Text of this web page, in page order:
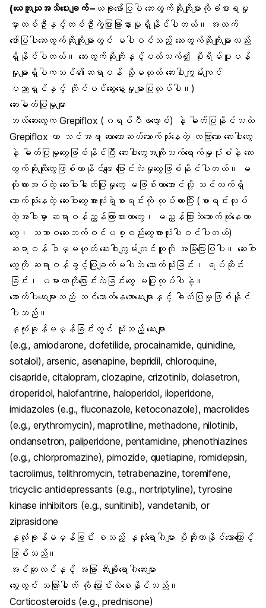
(ယေဘူယျအသိပေးချက် – ယခုဖော်ပြပါ ဘေးထွက်ဆိုးကျိုးများကိုခံစားရမှု
မှာတစ်ဦးနှင့်တစ်ဦးကွဲပြားခြားနားမှုရှိနိုင်ပါတယ်။ အထက်
ဖော်ပြပါဘေးထွက်ဆိုးကျိုးများတွင် မပါဝင်သည့် ဘေးထွက်ဆိုးကျိုးများလည်း
ရှိနိုင်ပါတယ်။ ဘေးထွက်ဆိုးကျိုးနှင့်ပတ်သက်၍ စိုးရိမ်ပူပန်
မှုများရှိပါကသင်၏ဆရာဝန် သို့မဟုတ် ဆေးဝါးကျွမ်းကျင်
ပညာရှင်နှင့် တိုင်ပင်ဆွေးနွေးမှုများပြုလုပ်ပါ။)
ဆေးဓါတ်ပြုမှုများ
ဘယ်ဆေးတွေက Grepiflox (ဂရပ်ပီဖလော့စ်) နဲ့ ဓါတ်ပြုနိုင်သလဲ
Grepiflox ဟာ သင်အခ ုလောလောဆယ်သောက်သုံးနေတဲ့ တခြားသော ဆေးဝါးတွေ
နဲ့ ဓါတ်ပြုမှုတွေဖြစ်နိုင်ပြီး ဆေးဝါးတွေအကျိုးသက်ရောက်မှုပုံစံနဲ့ ဘေး
ထွက်ဆိုးကျိုးတွေဖြစ်လာနိုင်ချေ ပြောင်းလဲမှုတွေဖြစ်နိုင်ပါတယ်။ မ
လိုလားအပ်တဲ့ ဆေးဝါးဓါတ်ပြုမှုတွေ မဖြစ်လာအောင်လို့ သင်လက်ရှိ
သောက်သုံးနေတဲ့ ဆေးဝါးတွေအားလုံးရဲ့စာရင်းကို လုပ်ထားပြီး (စာရင်းလုပ်
တဲ့အခါမှာ ဆရာဝန်ညွှန်ကြားထားတာတွေ၊ မညွှန်ကြားဘဲသောက်သုံးနေတာ
တွေ၊ သဘာဝဆေးဘက်ဝင်ပစ္စည်းတွေအားလုံးပါဝင်ပါတယ်)
ဆရာဝန် ဒါမှမဟုတ် ဆေးဝါးကျွမ်းကျင်သူကို အမြဲပြောပြပါ။ ဆေးဝါး
တွေကို ဆရာဝန်ခွင့်ပြုချက်မပါဘဲ သောက်သုံးခြင်း၊ ရပ်ဆိုင်း
ခြင်း၊ ပမာဏကိုပြောင်းလဲခြင်းတွေ မပြုလုပ်ပါနဲ့။
အောက်ပါဆေးများသည် သင်သောက်နေသောဆေးများနှင့် ဓါတ်ပြုမှုဖြစ်နိုင်
ပါသည်။
နှလုံးခုန်မမှန်ခြင်းတွင် သုံးသည့် ဆေးများ
(e.g., amiodarone, dofetilide, procainamide, quinidine,
sotalol), arsenic, asenapine, bepridil, chloroquine,
cisapride, citalopram, clozapine, crizotinib, dolasetron,
droperidol, halofantrine, haloperidol, iloperidone,
imidazoles (e.g., fluconazole, ketoconazole), macrolides
(e.g., erythromycin), maprotiline, methadone, nilotinib,
ondansetron, paliperidone, pentamidine, phenothiazines
(e.g., chlorpromazine), pimozide, quetiapine, romidepsin,
tacrolimus, telithromycin, tetrabenazine, toremifene,
tricyclic antidepressants (e.g., nortriptyline), tyrosine
kinase inhibitors (e.g., sunitinib), vandetanib, or
ziprasidone
နှလုံးခုန်မမှန်ခြင်း စသည့် နှလုံးရောဂါများ ပိုဆိုးလာနိုင်သောကြောင့်
ဖြစ်သည်။
အင်ဆူလင်နှင့် အခြား ဆီးချိုရောဂါဆေးများ
သွေးတွင်း သကြားဓါတ် ကို ပြောင်းလဲစေနိုင်သည်။
Corticosteroids (e.g., prednisone)